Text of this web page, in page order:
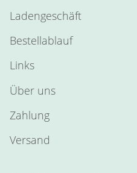
Ladengeschäft
Bestellablauf
Links
Über uns
Zahlung
Versand